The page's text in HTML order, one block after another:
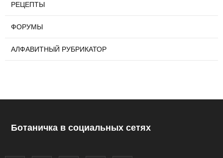
РЕЦЕПТЫ
ФОРУМЫ
АЛФАВИТНЫЙ РУБРИКАТОР
Ботаничка в социальных сетях